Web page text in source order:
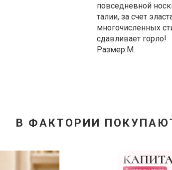
повседневной
талии, за счет
многочисленных
сдавливает горло!
Размер:М.
В ФАКТОРИИ